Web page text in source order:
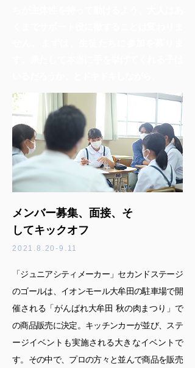
メンバー募集、面接、そ
してキックオフ
2021.8.20-9.11
「ジュニアシティメーカー」セカンドステージ
のゴールは、イオンモール大牟田の駐車場で開
催される「がんばれ大牟田 秋の肉まつり」で
の商品販売に決定。キッチンカーが並び、ステ
ージイベントも実施される大きなイベントで
す。その中で、プロの方々と並んで商品を販売